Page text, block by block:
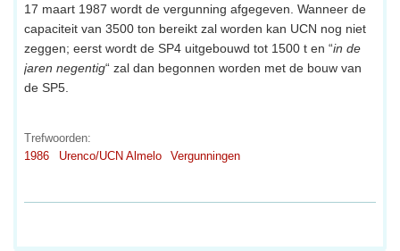
17 maart 1987 wordt de vergunning afgegeven. Wanneer de
capaciteit van 3500 ton bereikt zal worden kan UCN nog niet
zeggen; eerst wordt de SP4 uitgebouwd tot 1500 t en “in de
jaren negentig“ zal dan begonnen worden met de bouw van
de SP5.
Trefwoorden:
1986
Urenco/UCN Almelo Vergunningen